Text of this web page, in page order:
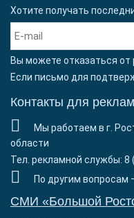
Хотите получать
Вы можете отказаться от
Если письмо для
Контакты для
Мы работаем в г.
области
Тел. рекламной службы: 8
По другим вопросам
СМИ «Большой